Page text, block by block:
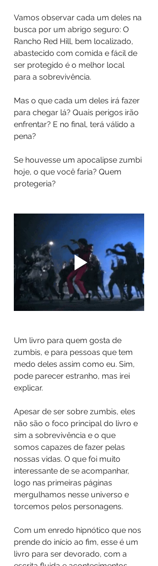
Vamos observar cada um deles na
busca por um abrigo seguro: O
Rancho Red Hill, bem localizado,
abastecido com comida e fácil de
ser protegido é o melhor local
para a sobrevivência.
Mas o que cada um deles irá fazer
para chegar lá? Quais perigos irão
enfrentar? E no final, terá válido a
pena?
Se houvesse um apocalipse zumbi
hoje, o que você faria? Quem
protegeria?
Um livro para quem gosta de
zumbis, e para pessoas que tem
medo deles assim como eu. Sim,
pode parecer estranho, mas irei
explicar.
Apesar de ser sobre zumbis, eles
não são o foco principal do livro e
sim a sobrevivência e o que
somos capazes de fazer pelas
nossas vidas. O que foi muito
interessante de se acompanhar,
logo nas primeiras páginas
mergulhamos nesse universo e
torcemos pelos personagens.
Com um enredo hipnótico que nos
prende do início ao fim, esse é um
livro para ser devorado, com a